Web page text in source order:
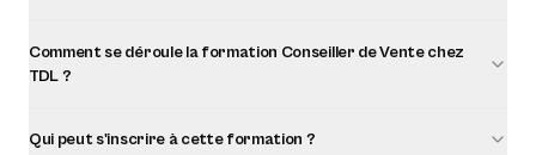
Comment se déroule la formation Conseiller de Vente chez
TDL ?
Qui peut s'inscrire à cette formation ?